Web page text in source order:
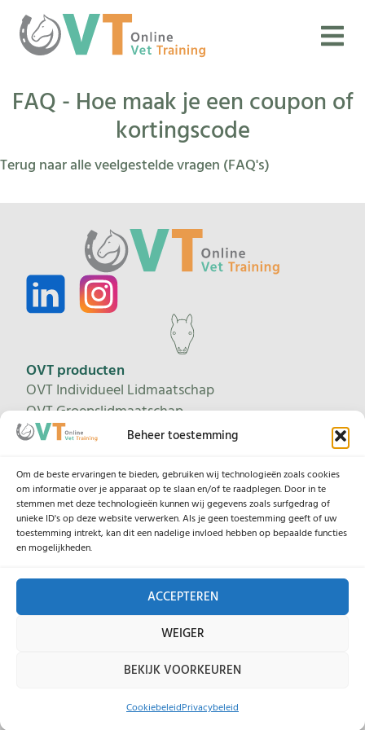
Beheer toestemming
Om de beste ervaringen te bieden, gebruiken wij technologieën zoals cookies
om informatie over je apparaat op te slaan en/of te raadplegen. Door in te
stemmen met deze technologieën kunnen wij gegevens zoals surfgedrag of
unieke ID's op deze website verwerken. Als je geen toestemming geeft of uw
toestemming intrekt, kan dit een nadelige invloed hebben op bepaalde functies
en mogelijkheden.
ACCEPTEREN
WEIGER
BEKIJK VOORKEUREN
CookiebeleidPrivacybeleid
FAQ - Hoe maak je een coupon of
kortingscode
Terug naar alle veelgestelde vragen (FAQ's)
OVT producten
OVT Individueel Lidmaatschap
OVT Groepslidmaatschap
Proeflidmaatschap
Help
Contacteer ons